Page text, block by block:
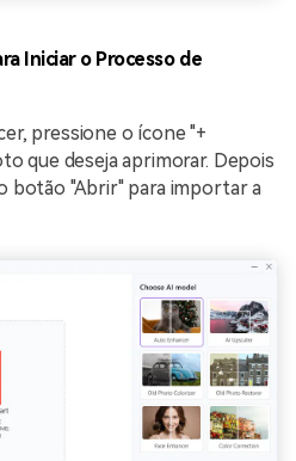
Iniciar o Processo de
pressione o ícone "+
que deseja aprimorar. Depois
botão "Abrir" para importar a